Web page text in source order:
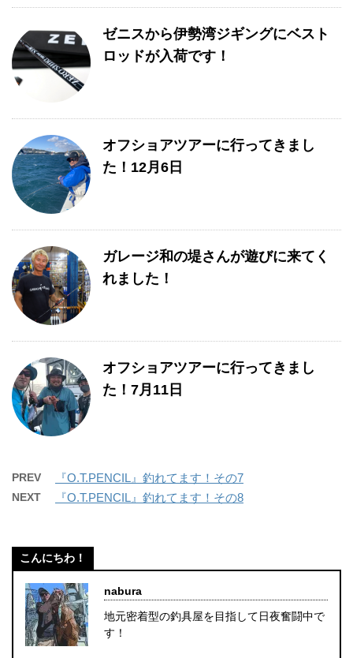
ゼニスから伊勢湾ジギングにベスト
ロッドが入荷です！
オフショアツアーに行ってきまし
た！12月6日
ガレージ和の堤さんが遊びに来てく
れました！
オフショアツアーに行ってきまし
た！7月11日
PREV 『O.T.PENCIL』釣れてます！その7
NEXT 『O.T.PENCIL』釣れてます！その8
こんにちわ！
nabura
地元密着型の釣具屋を目指して日夜奮闘中で
す！